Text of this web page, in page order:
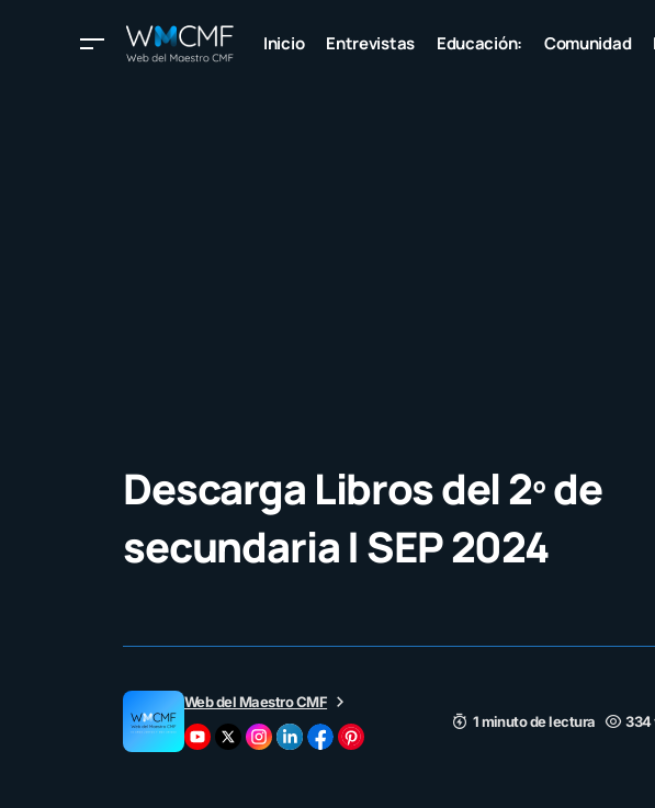
Inicio Entrevistas Educación: Comunidad
Descarga Libros del 2º de
secundaria | SEP 2024
Web del Maestro CMF
1 minuto de lectura
334